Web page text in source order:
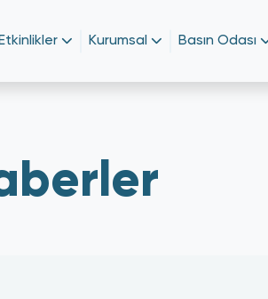
Etkinlikler Kurumsal Basın Odası